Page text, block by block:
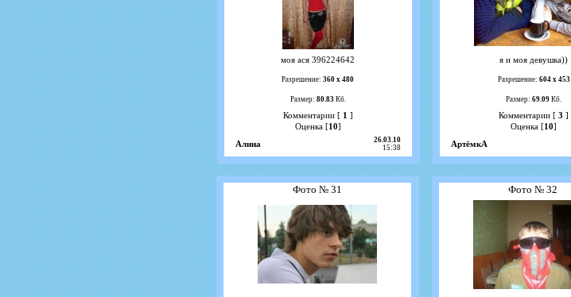
моя ася 396224642
Разрешение: 360 х 480
Размер: 80.83Кб.
Комментарии [1 ]
Оценка [10]
Алина
26.03.10
15:38
я и моя девушка))
Разрешение: 604 х 453
Размер: 69.09 Кб.
Комментарии [ 3 ]
Оценка [10]
АртёмкА
Фото № 31 Фото № 32